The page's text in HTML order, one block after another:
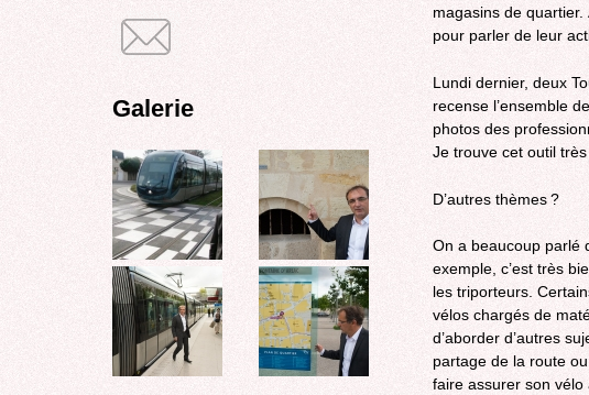
magasins de
pour parler de leur
Lundi dernier, deux
recense l’ensemble
photos des
Je trouve cet outil très
D’autres thèmes ?
On a beaucoup parlé
exemple, c’est très
les triporteurs.
vélos chargés de
d’aborder d’autres
partage de la route
faire assurer son vélo
Galerie